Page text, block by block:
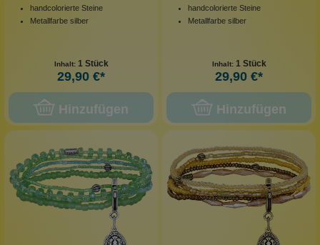
handcolorierte Steine
Metallfarbe silber
Inhalt: 1 Stück
29,90 €*
Hinzufügen
handcolorierte Steine
Metallfarbe silber
Inhalt: 1 Stück
29,90 €*
Hinzufügen